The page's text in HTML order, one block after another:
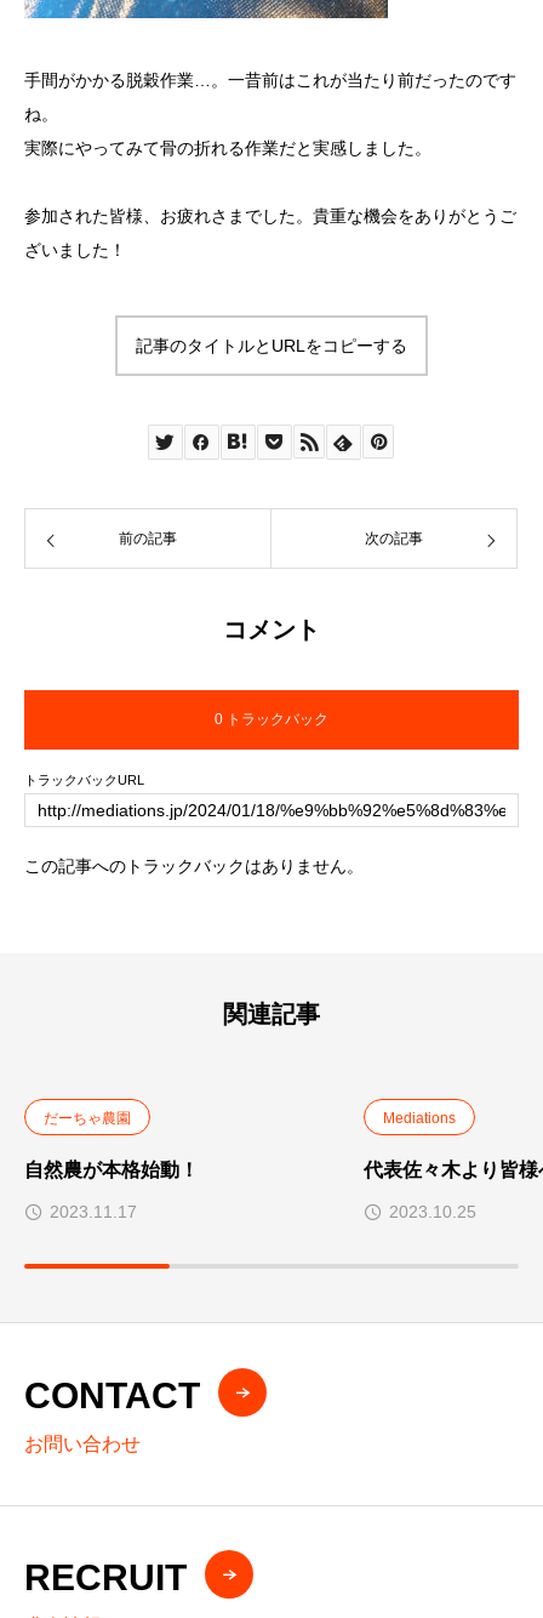
手間がかかる脱穀作業…。一昔前はこれが当たり前だったのです
ね。
実際にやってみて骨の折れる作業だと実感しました。
参加された皆様、お疲れさまでした。貴重な機会をありがとうご
ざいました！
記事のタイトルとURLをコピーする
前の記事 次の記事
コメント
0 トラックバック
トラックバックURL
この記事へのトラックバックはありません。
関連記事
だーちゃ農園
自然農が本格始動！
2023.11.17
Mediations
代表佐々木より皆様
2023.10.25
CONTACT
お問い合わせ
RECRUIT